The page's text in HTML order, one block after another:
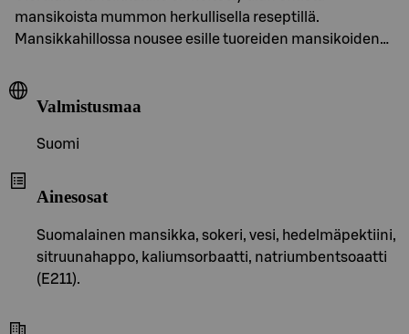
mansikoista mummon herkullisella reseptillä.
Mansikkahillossa nousee esille tuoreiden mansikoiden…
Valmistusmaa
Suomi
Ainesosat
Suomalainen mansikka, sokeri, vesi, hedelmäpektiini,
sitruunahappo, kaliumsorbaatti, natriumbentsoaatti
(E211).